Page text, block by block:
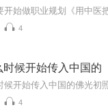
4
时候开始传入中国的
4